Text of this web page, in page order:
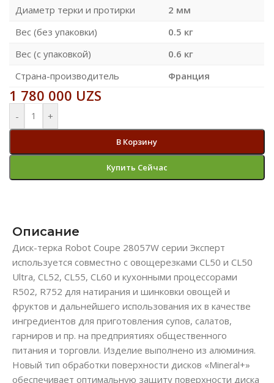
Диаметр терки и протирки
2 мм
Вес (без упаковки)
0.5 кг
Вес (с упаковкой)
0.6 кг
Страна-производитель
Франция
1 780 000 UZS
- +
В Корзину
Купить Сейчас
Описание
Диск-терка Robot Coupe 28057W серии Эксперт
используется совместно с овощерезками CL50 и CL50
Ultra, CL52, CL55, CL60 и кухонными процессорами
R502, R752 для натирания и шинковки овощей и
фруктов и дальнейшего использования их в качестве
ингредиентов для приготовления супов, салатов,
гарниров и пр. на предприятиях общественного
питания и торговли. Изделие выполнено из алюминия.
Новый тип обработки поверхности дисков «Mineral+»
обеспечивает оптимальную защиту поверхности диска